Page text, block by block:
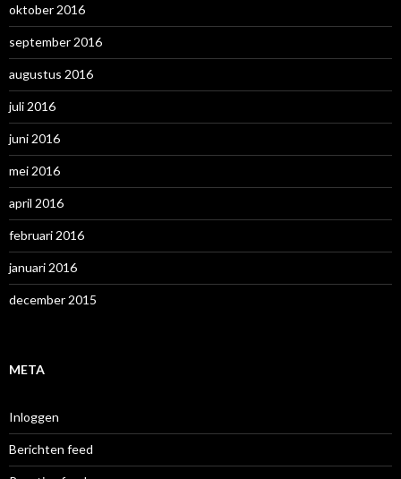
oktober 2016
september 2016
augustus 2016
juli 2016
juni 2016
mei 2016
april 2016
februari 2016
januari 2016
december 2015
META
Inloggen
Berichten feed